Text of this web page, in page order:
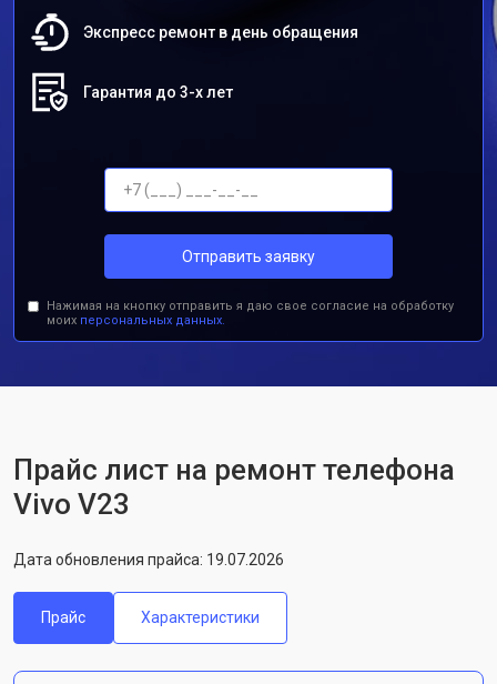
Экспресс ремонт в день обращения
Гарантия до 3-х лет
Отправить заявку
Нажимая на кнопку отправить я даю свое согласие на обработку
моих персональных данных.
Прайс лист на ремонт телефона
Vivo V23
Дата обновления прайса: 19.07.2026
Прайс Характеристики